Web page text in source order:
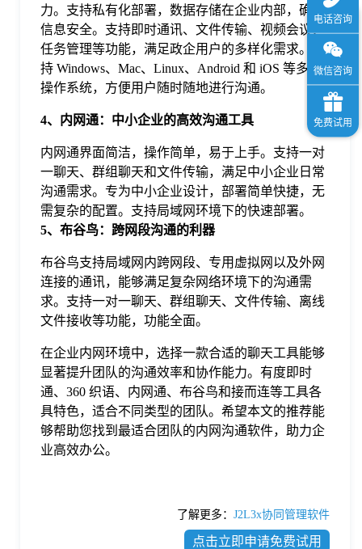
力。支持私有化部署，数据存储在企业内部，确保
信息安全。支持即时通讯、文件传输、视频会议、
任务管理等功能，满足政企用户的多样化需求。支
持 Windows、Mac、Linux、Android 和 iOS 等多种
操作系统，方便用户随时随地进行沟通。
4、内网通：中小企业的高效沟通工具
内网通界面简洁，操作简单，易于上手。支持一对
一聊天、群组聊天和文件传输，满足中小企业日常
沟通需求。专为中小企业设计，部署简单快捷，无
需复杂的配置。支持局域网环境下的快速部署。
5、布谷鸟：跨网段沟通的利器
布谷鸟支持局域网内跨网段、专用虚拟网以及外网
连接的通讯，能够满足复杂网络环境下的沟通需
求。支持一对一聊天、群组聊天、文件传输、离线
文件接收等功能，功能全面。
在企业内网环境中，选择一款合适的聊天工具能够
显著提升团队的沟通效率和协作能力。有度即时
通、360 织语、内网通、布谷鸟和接而连等工具各
具特色，适合不同类型的团队。希望本文的推荐能
够帮助您找到最适合团队的内网沟通软件，助力企
业高效办公。
了解更多： J2L3x协同管理软件
点击立即申请免费试用